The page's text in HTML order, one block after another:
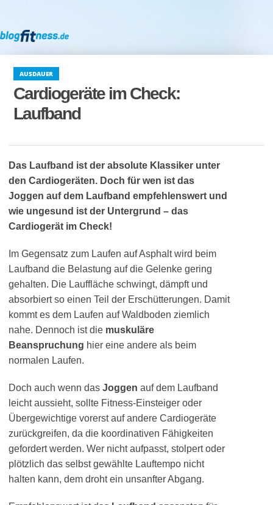
AUSDAUER
Cardiogeräte im Check:
Laufband
Das Laufband ist der absolute Klassiker unter
den Cardiogeräten. Doch für wen ist das
Joggen auf dem Laufband empfehlenswert und
wie ungesund ist der Untergrund – das
Cardiogerät im Check!
Im Gegensatz zum Laufen auf Asphalt wird beim
Laufband die Belastung auf die Gelenke gering
gehalten. Die Lauffläche schwingt, dämpft und
absorbiert so einen Teil der Erschütterungen. Damit
kommt es dem Laufen auf Waldboden ziemlich
nahe. Dennoch ist die muskuläre
Beanspruchung hier eine andere als beim
normalen Laufen.
Doch auch wenn das Joggen auf dem Laufband
leicht aussieht, sollte Fitness-Einsteiger oder
Übergewichtige vorerst auf andere Cardiogeräte
zurückgreifen, da die koordinativen Fähigkeiten
gefordert werden. Wer nicht aufpasst, stolpert oder
plötzlich das selbst gewählte Lauftempo nicht
halten kann, dem droht ein unsanfter Abgang.